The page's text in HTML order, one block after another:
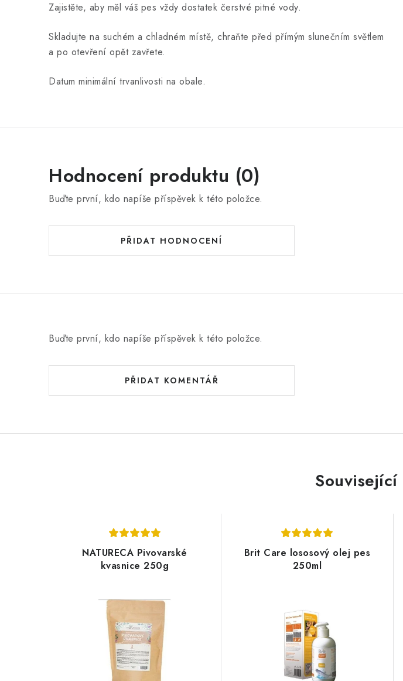
Zajistěte, aby měl váš pes vždy dostatek čerstvé pitné vody.
Skladujte na suchém a chladném místě, chraňte před přímým slunečním světlem
a po otevření opět zavřete.
Datum minimální trvanlivosti na obale.
Hodnocení produktu (0)
Buďte první, kdo napíše příspěvek k této položce.
PŘIDAT HODNOCENÍ
Buďte první, kdo napíše příspěvek k této položce.
PŘIDAT KOMENTÁŘ
NATURECA Pivovarské
kvasnice 250g
Brit Care lososový olej pes
250ml